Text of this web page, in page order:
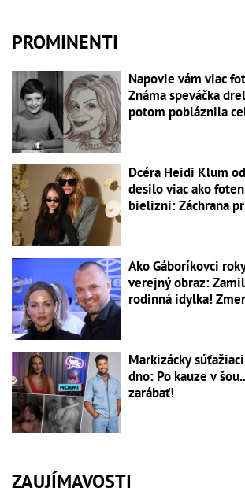
PROMINENTI
Napovie vám viac
Známa speváčka
potom pobláznila
Dcéra Heidi Klum
desilo viac ako
bielizni: Záchrana
Ako Gáboríkovci
verejný obraz:
rodinná idylka!
Markizácky
dno: Po kauze v
zarábať!
ZAUJÍMAVOSTI